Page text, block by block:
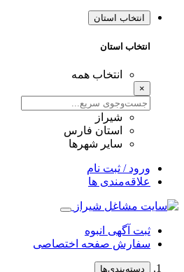
انتخاب استان
انتخاب استان
انتخاب همه
×
شیراز
استان فارس
سایر شهرها
ورود / ثبت نام
علاقه‌مندی ها
ثبت آگهی انبوه
سفارش صفحه اختصاصی
دسته‌بندی‌ها